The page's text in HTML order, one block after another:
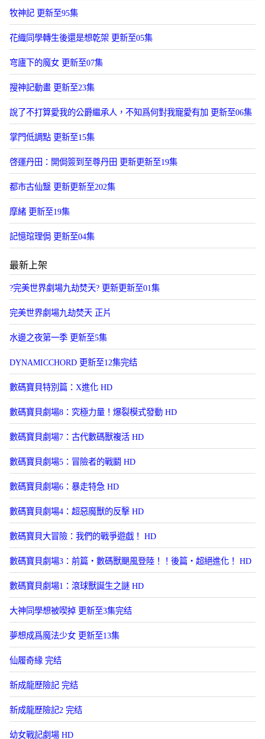
牧神記 更新至95集
花織同學轉生後還是想乾架 更新至05集
穹廬下的魔女 更新至07集
搜神記動畫 更新至23集
說了不打算愛我的公爵繼承人，不知爲何對我寵愛有加 更新至06集
掌門低調點 更新至15集
啓運丹田：開侷簽到至尊丹田 更新更新至19集
都市古仙毉 更新更新至202集
摩緒 更新至19集
記憶琯理侷 更新至04集
最新上架
?完美世界劇場九劫焚天? 更新更新至01集
​完美世界劇場九劫焚天​ 正片
水邊之夜第一季 更新至5集
DYNAMICCHORD 更新至12集完结
數碼寶貝特別篇：X進化 HD
數碼寶貝劇場8：究極力量！爆裂模式發動 HD
數碼寶貝劇場7：古代數碼獸複活 HD
數碼寶貝劇場5：冒險者的戰鬭 HD
數碼寶貝劇場6：暴走特急 HD
數碼寶貝劇場4：超惡魔獸的反擊 HD
數碼寶貝大冒險：我們的戰爭遊戯！ HD
數碼寶貝劇場3：前篇・數碼獸颶風登陸！！後篇・超絕進化！ HD
數碼寶貝劇場1：滾球獸誕生之謎 HD
大神同學想被喫掉 更新至3集完结
夢想成爲魔法少女 更新至13集
仙履奇緣 完结
新成龍歷險記 完结
新成龍歷險記2 完结
幼女戰記劇場 HD